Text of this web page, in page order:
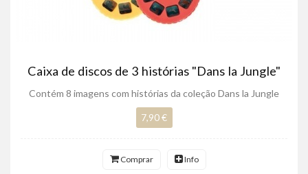
Caixa de discos de 3 histórias "Dans la Jungle"
Contém 8 imagens com histórias da coleção Dans la Jungle
7,90 €
Comprar Info